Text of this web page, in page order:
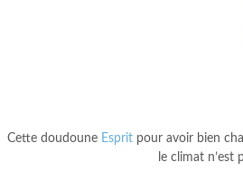
Cette doudouneEspritpour avoir bien
le climat n’est